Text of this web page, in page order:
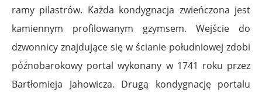
ramy pilastrów. Każda kondygnacja zwieńczona jest
kamiennym profilowanym gzymsem. Wejście do
dzwonnicy znajdujące się w ścianie południowej zdobi
późnobarokowy portal wykonany w 1741 roku przez
Bartłomieja Jahowicza. Drugą kondygnację portalu